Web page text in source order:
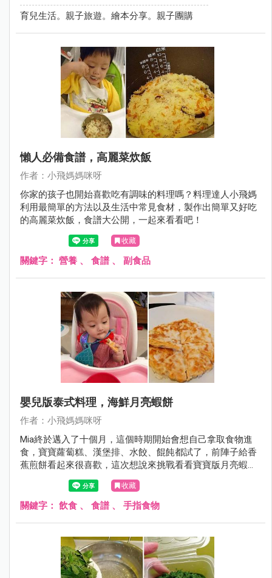
育兒生活。親子旅遊。繪本分享。親子團購
懶人必備食譜，高麗菜炊飯
作者：小飛媽媽咪呀
你家的孩子也開始喜歡吃有調味的料理嗎？料理達人小飛媽
利用最簡單的方法以及生活中常見食材，製作出簡單又好吃
的高麗菜炊飯，食譜大公開，一起來看看吧！
收藏
關鍵字： 營養 、 食譜 、 副食品
嬰兒版泰式料理，海鮮月亮蝦餅
作者：小飛媽媽咪呀
Mia終於邁入了十個月，這個時期開始會想自己拿取食物進
食，寶寶蘿蔔糕、漢堡排、水餃、餛飩都試了，前陣子給香
蕉煎餅看起來很喜歡，這次想說來挑戰看看寶寶版月亮蝦餅
收藏
關鍵字： 飲食 、 食譜 、 手指食物